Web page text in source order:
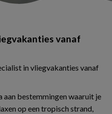
vanaf
in vliegvakanties vanaf
aan bestemmingen waaruit je
op een tropisch strand,